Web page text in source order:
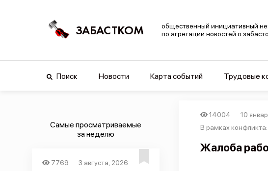
ЗАБАСТКОМ
общественный инициативный
по агрегации новостей о
Поиск Новости Карта событий Трудовые
Самые просматриваемые
за неделю
7769
3 августа, 2026
14004
10
В рамках
Жалоба